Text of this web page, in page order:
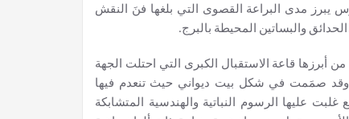
يبرز مدى البراعة القصوى التي بلغها فنَ النقش
والبساتين المحيطة بالبرج.
قاعة الاستقبال الكبرى التي احتلت الجهة
وقد صمَمت في شكل بيت ديواني حيث تنعدم فيها
عليها الرسوم النباتية والهندسية المتشابكة